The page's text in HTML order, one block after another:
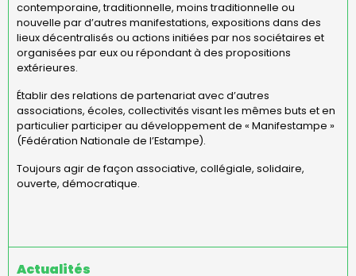
contemporaine, traditionnelle, moins traditionnelle ou
nouvelle par d’autres manifestations, expositions dans des
lieux décentralisés ou actions initiées par nos sociétaires et
organisées par eux ou répondant à des propositions
extérieures.
Établir des relations de partenariat avec d’autres
associations, écoles, collectivités visant les mêmes buts et en
particulier participer au développement de « Manifestampe »
(Fédération Nationale de l’Estampe).
Toujours agir de façon associative, collégiale, solidaire,
ouverte, démocratique.
Actualités